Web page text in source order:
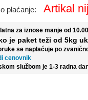
plaćanje:
Artikal
za iznose manje od
je paket teži od 5kg
se naplaćuje po
cenovnik
službom je 1-3 radna